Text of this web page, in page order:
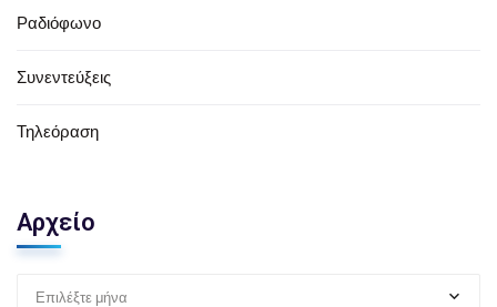
Ραδιόφωνο
Συνεντεύξεις
Τηλεόραση
Αρχείο
Επιλέξτε μήνα